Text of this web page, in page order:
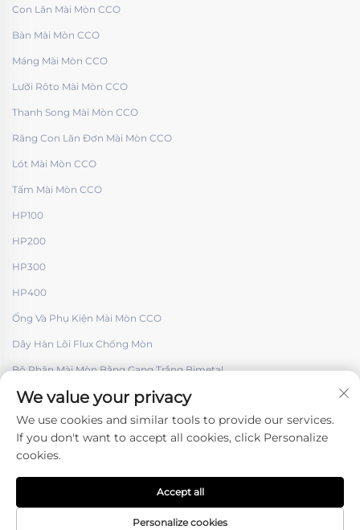
Con Lăn Mài Mòn CCO
Bàn Mài Mòn CCO
Máng Mài Mòn CCO
Lưỡi Rôto Mài Mòn CCO
Thanh Song Mài Mòn CCO
Răng Con Lăn Đơn Mài Mòn CCO
Lót Mài Mòn CCO
Tấm Mài Mòn CCO
HP100
HP200
HP300
HP400
Ống Và Phụ Kiện Mài Mòn CCO
Dây Hàn Lõi Flux Chống Mòn
Bộ Phận Mài Mòn Bằng Gang Trắng Bimetal
Bản quyền © Công ty TNHH Kỹ thuật Bề mặt Hàn cứng Shenyang. -
Chính sách bảo mật
We value your privacy
We use cookies and similar tools to provide our services.
If you don't want to accept all cookies, click Personalize
cookies.
Personalize cookies
Accept all